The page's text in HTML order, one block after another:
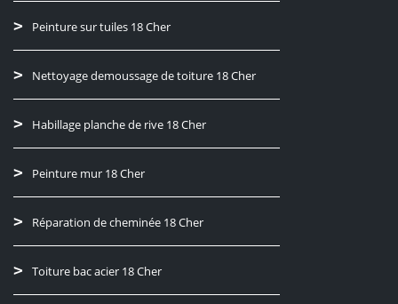
Peinture sur tuiles 18 Cher
Nettoyage demoussage de toiture 18 Cher
Habillage planche de rive 18 Cher
Peinture mur 18 Cher
Réparation de cheminée 18 Cher
Toiture bac acier 18 Cher